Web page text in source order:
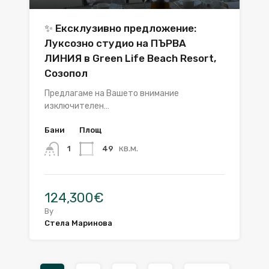
✨ Ексклузивно предложение:
Луксозно студио на ПЪРВА
ЛИНИЯ в Green Life Beach Resort,
Созопол
Предлагаме на Вашето внимание
изключителен…
Бани
1
Площ
49 кв.м.
124,300€
By
Стела Маринова